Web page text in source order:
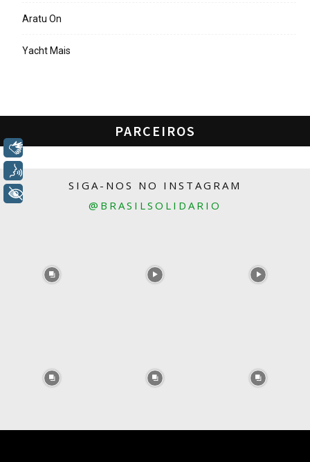
Aratu On
Yacht Mais
PARCEIROS
SIGA-NOS NO INSTAGRAM
@BRASILSOLIDARIO
Libras
+ Acessibilidade